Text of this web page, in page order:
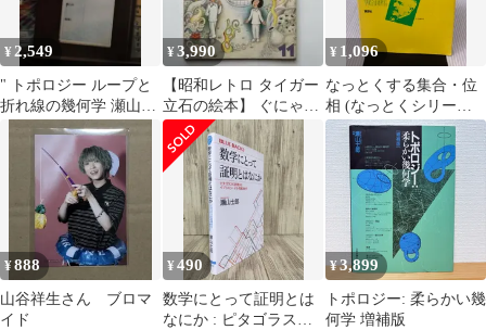
¥ 2,549
" トポロジー ループと
折れ線の幾何学 瀬山士
郎1370"
¥3,990
【昭和レトロ タイガー
立石の絵本】 ぐにゃぐ
にゃ世界の冒険 たく
さんのふしぎ
¥ 1,096
なっとくする集合・位
相 (なっとくシリーズ)
講談社 瀬山 士郎
¥888
山谷祥生さん ブロマ
イド
¥490
数学にとって証明とは
なにか : ピタゴラスの
¥3,899
トポロジー: 柔らかい幾
何学 増補版